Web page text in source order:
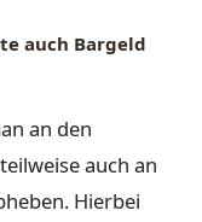
auch Bargeld
an den
auch an
Hierbei